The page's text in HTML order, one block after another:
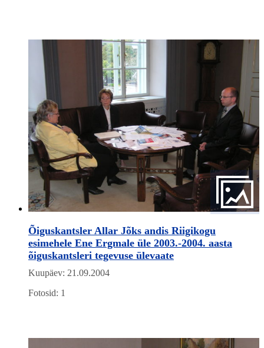
Õiguskantsler Allar Jõks andis Riigikogu
esimehele Ene Ergmale üle 2003.-2004. aasta
õiguskantsleri tegevuse ülevaate
Kuupäev: 21.09.2004
Fotosid: 1